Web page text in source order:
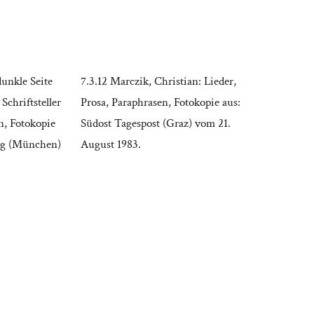
Seite
Fotokopie
(München)
7.3.12 Marczik, Christian: Lieder,
Prosa, Paraphrasen, Fotokopie aus:
Südost Tagespost (Graz) vom 21.
August 1983.